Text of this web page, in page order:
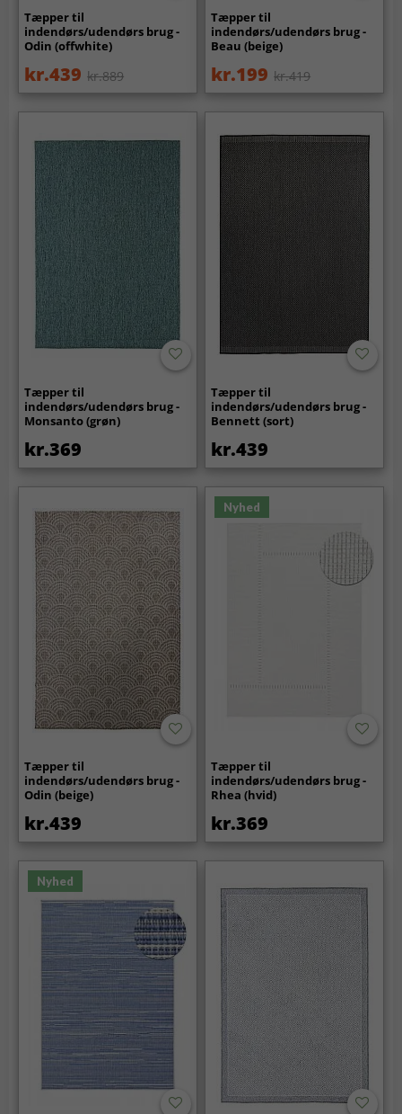
Tæpper til
indendørs/udendørs brug -
Odin (offwhite)
kr.439 kr.889
Tæpper til
indendørs/udendørs brug -
Beau (beige)
kr.199 kr.419
Tæpper til
indendørs/udendørs brug -
Monsanto (grøn)
kr.369
Tæpper til
indendørs/udendørs brug -
Bennett (sort)
kr.439
Tæpper til
indendørs/udendørs brug -
Odin (beige)
kr.439
Nyhed
Tæpper til
indendørs/udendørs brug -
Rhea (hvid)
kr.369
Nyhed